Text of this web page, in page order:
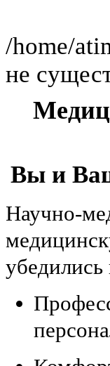
/home/
не
Вы и
Научно-